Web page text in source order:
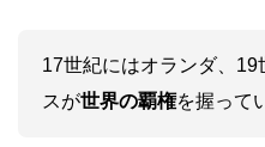
17世紀にはオランダ、19
スが世界の覇権を握って